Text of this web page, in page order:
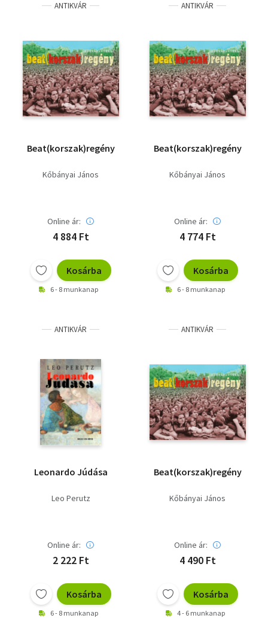
ANTIKVÁR
Beat(korszak)regény
Kőbányai János
Online ár:
4 884 Ft
Kosárba
6 - 8 munkanap
ANTIKVÁR
Beat(korszak)regény
Kőbányai János
Online ár:
4 774 Ft
Kosárba
6 - 8 munkanap
ANTIKVÁR
Leonardo Júdása
Leo Perutz
Online ár:
2 222 Ft
Kosárba
6 - 8 munkanap
ANTIKVÁR
Beat(korszak)regény
Kőbányai János
Online ár:
4 490 Ft
Kosárba
4 - 6 munkanap